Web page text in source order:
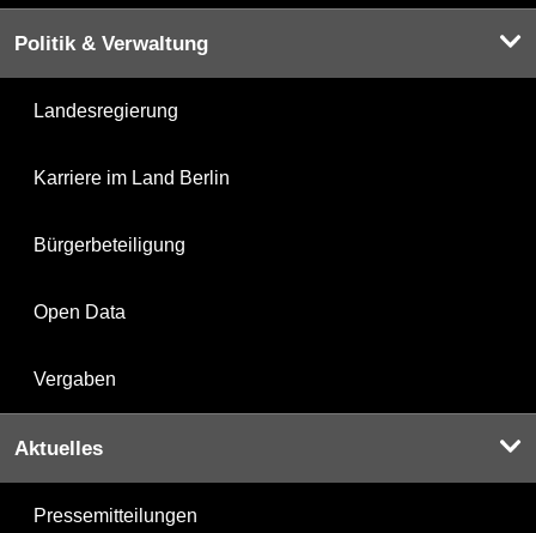
Politik & Verwaltung
Landesregierung
Karriere im Land Berlin
Bürgerbeteiligung
Open Data
Vergaben
Aktuelles
Pressemitteilungen